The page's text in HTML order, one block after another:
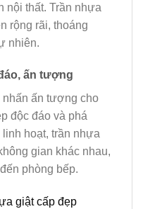
nội thất. Trần nhựa
rộng rãi, thoáng
nhiên.
ấn tượng
nhấn ấn tượng cho
độc đáo và phá
hoạt, trần nhựa
gian khác nhau,
phòng bếp.
giật cấp đẹp